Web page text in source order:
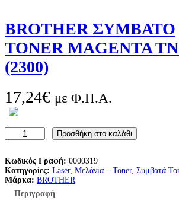
BROTHER ΣΥΜΒΑΤΟ
TONER MAGENTA
(2300)
17,24€ με Φ.Π.Α.
B
R
T
H
E
Προσθήκη στο καλάθι
Κωδικός Γραφή: 0000319
Κατηγορίες: Laser, Μελάνια – Toner, Συμβατά
Μάρκα: BROTHER
Περιγραφή